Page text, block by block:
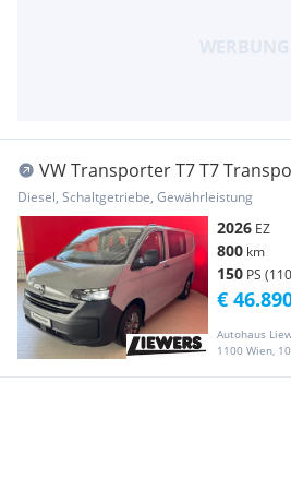
VW Transporter T7 T7
Kastenwagen Plus TDI
Kastenwagen
Diesel, Schaltgetriebe, Gewährleistung
2026 EZ
800 km
150 PS
Autohaus
1100 Wien,
€